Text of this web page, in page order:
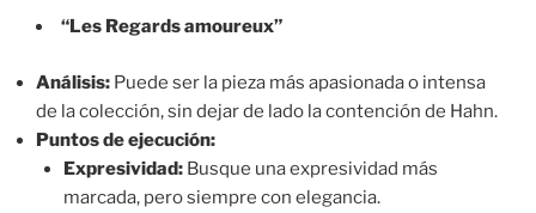
“Les Regards amoureux”
Análisis: Puede ser la pieza más apasionada o intensa
de la colección, sin dejar de lado la contención de Hahn.
Puntos de ejecución:
Expresividad:Busque una expresividad más
marcada, pero siempre con elegancia.